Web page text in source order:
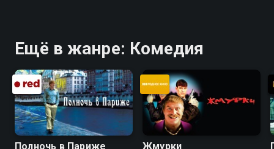
Ещё в жанре: Комедия
Полночь в Париже Жмурки